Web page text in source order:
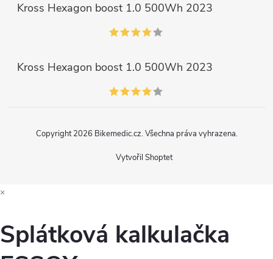
Kross Hexagon boost 1.0 500Wh 2023
Kross Hexagon boost 1.0 500Wh 2023
Vytvořil Shoptet
Copyright 2026 Bikemedic.cz. Všechna práva vyhrazena.
×
Splátková kalkulačka